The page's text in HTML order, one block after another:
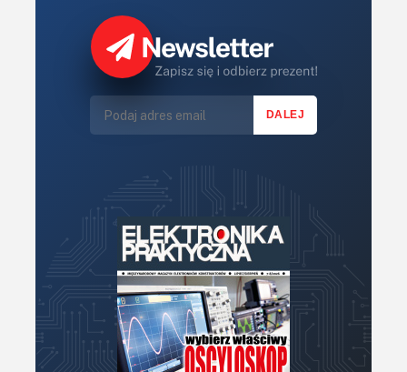
Sterowniki silników
Technika μP, μC, PLD
Termometry i termostaty